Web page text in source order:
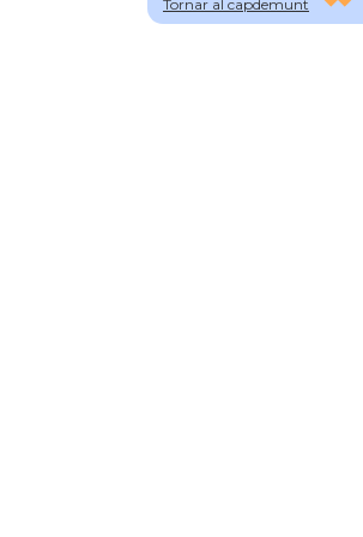
Tornar al capdemunt